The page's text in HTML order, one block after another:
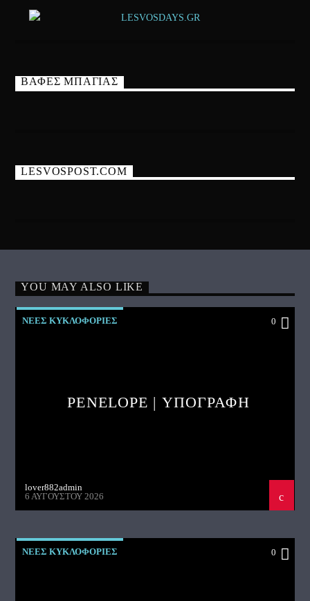
ΒΑΦΕΣ ΜΠΑΓΙΑΣ
LESVOSPOST.COM
YOU MAY ALSO LIKE
ΝΕΕΣ ΚΥΚΛΟΦΟΡΙΕΣ 0
PENELOPE | ΥΠΟΓΡΑΦΗ
lover882admin
6 ΑΥΓΟΎΣΤΟΥ 2026
ΝΕΕΣ ΚΥΚΛΟΦΟΡΙΕΣ 0